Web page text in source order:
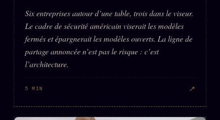
Six entreprises autour d’une table, trois dans le viseur.
Le cadre de sécurité américain viserait les modèles
fermés et épargnerait les modèles ouverts. La ligne de
partage annoncée n’est pas le risque : c’est
l’architecture.
5 MIN ↗